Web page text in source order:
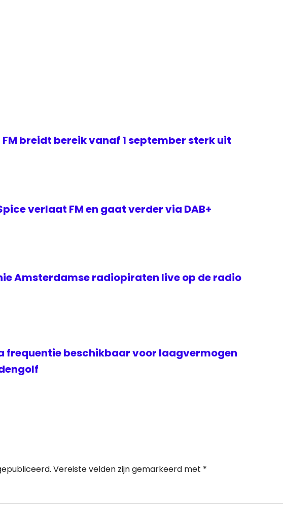
FM breidt bereik vanaf 1 september sterk uit
verlaat FM en gaat verder via DAB+
Amsterdamse radiopiraten live op de radio
frequentie beschikbaar voor laagvermogen
Vereiste velden zijn gemarkeerd met *